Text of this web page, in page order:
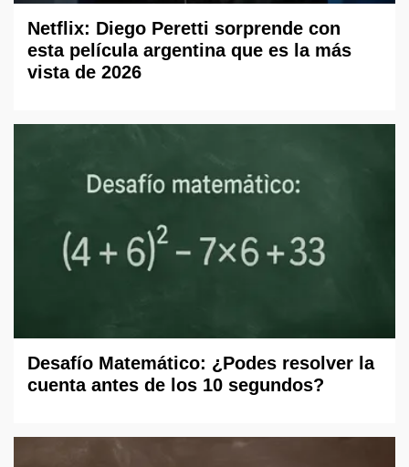
Netflix: Diego Peretti sorprende con
esta película argentina que es la más
vista de 2026
Desafío Matemático: ¿Podes resolver la
cuenta antes de los 10 segundos?